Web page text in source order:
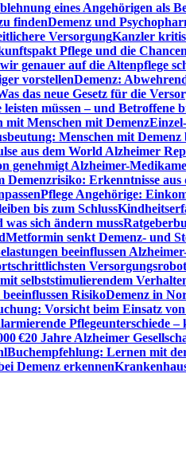
eines Angehörigen als
findenDemenz und
VersorgungKanzler
Pflege und die
genauer auf die Altenpflege
vorstellenDemenz:
das neue Gesetz für die
müssen – und Betroffene
Menschen mit Demenz
Menschen mit Demenz
aus dem World Alzheimer
genehmigt Alzheimer-
Demenzrisiko: Erkenntnisse
Pflege Angehörige:
bis zum Schluss
sich ändern muss
Metformin senkt Demenz- und
beeinflussen
selbststimulierendem
RisikoDemenz in
Vorsicht beim Einsatz
Pflegeunterschiede
€20 Jahre Alzheimer
Buchempfehlung: Lernen mit
Demenz erkennen